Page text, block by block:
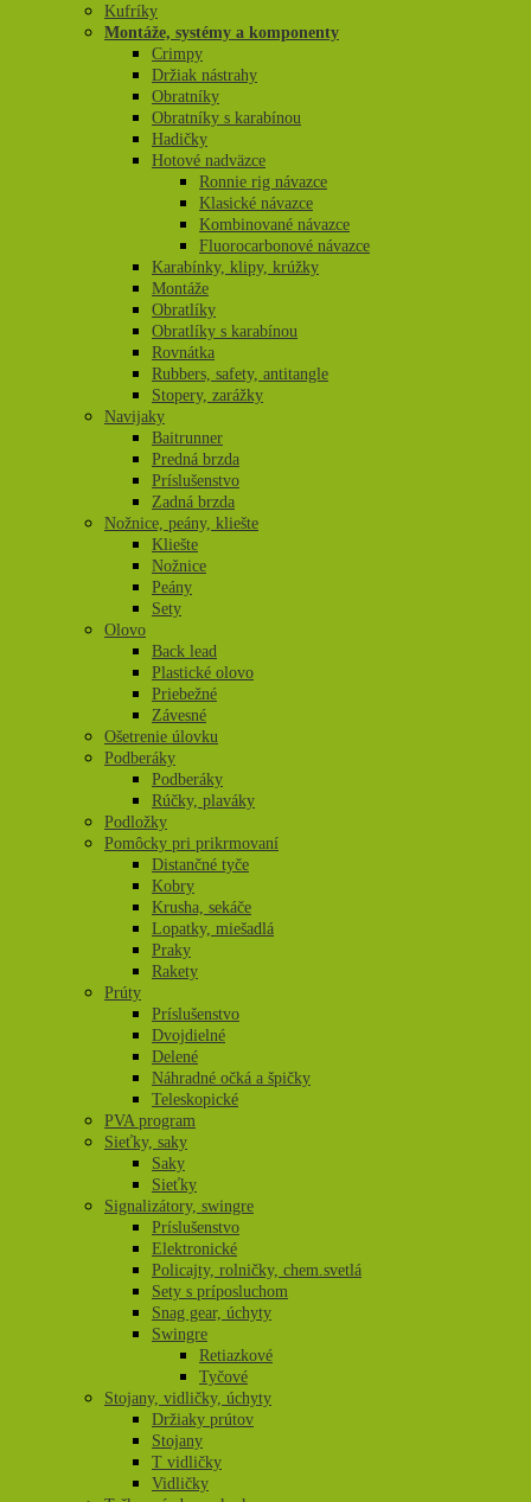
Kufríky
Montáže, systémy a komponenty
Crimpy
Držiak nástrahy
Obratníky
Obratníky s karabínou
Hadičky
Hotové nadväzce
Ronnie rig návazce
Klasické návazce
Kombinované návazce
Fluorocarbonové návazce
Karabínky, klipy, krúžky
Montáže
Obratlíky
Obratlíky s karabínou
Rovnátka
Rubbers, safety, antitangle
Stopery, zarážky
Navijaky
Baitrunner
Predná brzda
Príslušenstvo
Zadná brzda
Nožnice, peány, kliešte
Kliešte
Nožnice
Peány
Sety
Olovo
Back lead
Plastické olovo
Priebežné
Závesné
Ošetrenie úlovku
Podberáky
Podberáky
Rúčky, plaváky
Podložky
Pomôcky pri prikrmovaní
Distančné tyče
Kobry
Krusha, sekáče
Lopatky, miešadlá
Praky
Rakety
Prúty
Príslušenstvo
Dvojdielné
Delené
Náhradné očká a špičky
Teleskopické
PVA program
Sieťky, saky
Saky
Sieťky
Signalizátory, swingre
Príslušenstvo
Elektronické
Policajty, rolničky, chem.svetlá
Sety s príposluchom
Snag gear, úchyty
Swingre
Retiazkové
Tyčové
Stojany, vidličky, úchyty
Držiaky prútov
Stojany
T vidličky
Vidličky